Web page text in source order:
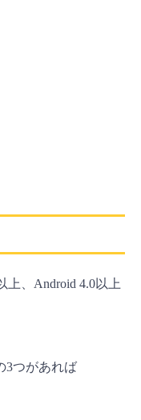
上、Android 4.0以上
3つがあれば